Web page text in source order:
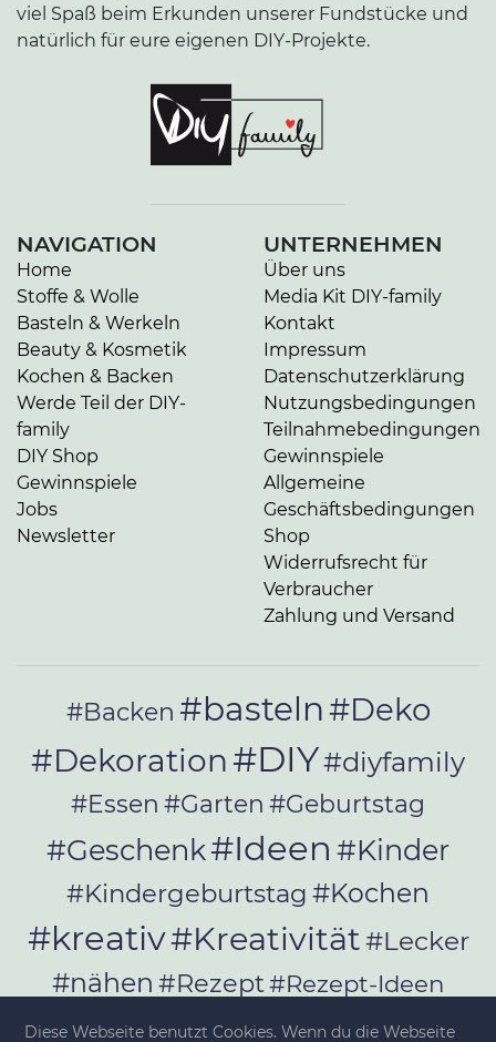
viel Spaß beim Erkunden unserer Fundstücke und
natürlich für eure eigenen DIY-Projekte.
NAVIGATION
Home
Stoffe & Wolle
Basteln & Werkeln
Beauty & Kosmetik
Kochen & Backen
Werde Teil der DIY-
family
DIY Shop
Gewinnspiele
Jobs
Newsletter
UNTERNEHMEN
Über uns
Media Kit DIY-family
Kontakt
Impressum
Datenschutzerklärung
Nutzungsbedingungen
Teilnahmebedingungen
Gewinnspiele
Allgemeine
Geschäftsbedingungen
Shop
Widerrufsrecht für
Verbraucher
Zahlung und Versand
#Backen #basteln#Deko
#Dekoration #DIY#diyfamily
#Essen #Garten #Geburtstag
#Geschenk#Ideen #Kinder
#Kindergeburtstag #Kochen
#kreativ#Kreativität#Lecker
#nähen #Rezept#Rezept-Ideen
#Rezepte#selber_bauen
Diese Webseite benutzt Cookies. Wenn du die Webseite